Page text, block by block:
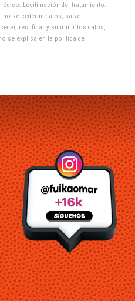
Legitimación del tratamiento:
se cederán datos, salvo
rectificar y suprimir los datos,
se explica en la política de